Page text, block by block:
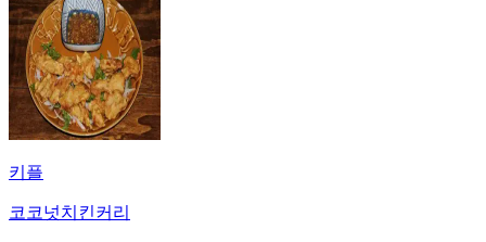
키플
코코넛치킨커리